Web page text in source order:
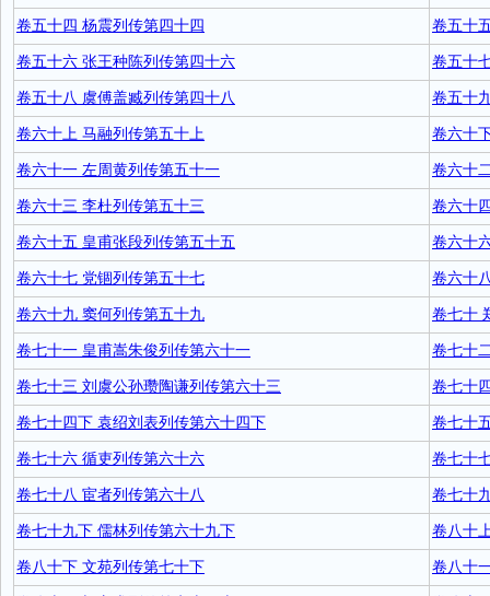
卷五十四 杨震列传第四十四 卷五十
卷五十六 张王种陈列传第四十六 卷五十
卷五十八 虞傅盖臧列传第四十八 卷五十
卷六十上 马融列传第五十上 卷六十
卷六十一 左周黄列传第五十一 卷六十
卷六十三 李杜列传第五十三 卷六十
卷六十五 皇甫张段列传第五十五 卷六十
卷六十七 党锢列传第五十七 卷六十
卷六十九 窦何列传第五十九 卷七十
卷七十一 皇甫嵩朱俊列传第六十一 卷七十
卷七十三 刘虞公孙瓒陶谦列传第六十三 卷七十
卷七十四下 袁绍刘表列传第六十四下 卷七十
卷七十六 循吏列传第六十六 卷七十
卷七十八 宦者列传第六十八 卷七十
卷七十九下 儒林列传第六十九下 卷八十
卷八十下 文苑列传第七十下 卷八十